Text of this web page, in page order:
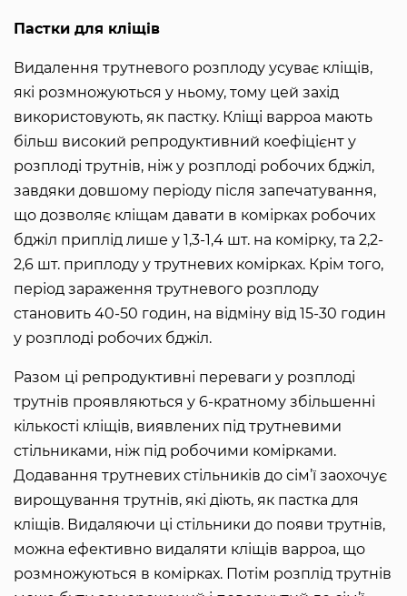
Пастки для кліщів
Видалення трутневого розплоду усуває кліщів,
які розмножуються у ньому, тому цей захід
використовують, як пастку. Кліщі варроа мають
більш високий репродуктивний коефіцієнт у
розплоді трутнів, ніж у розплоді робочих бджіл,
завдяки довшому періоду після запечатування,
що дозволяє кліщам давати в комірках робочих
бджіл приплід лише у 1,3-1,4 шт. на комірку, та 2,2-
2,6 шт. приплоду у трутневих комірках. Крім того,
період зараження трутневого розплоду
становить 40-50 годин, на відміну від 15-30 годин
у розплоді робочих бджіл.
Разом ці репродуктивні переваги у розплоді
трутнів проявляються у 6-кратному збільшенні
кількості кліщів, виявлених під трутневими
стільниками, ніж під робочими комірками.
Додавання трутневих стільників до сім’ї заохочує
вирощування трутнів, які діють, як пастка для
кліщів. Видаляючи ці стільники до появи трутнів,
можна ефективно видаляти кліщів варроа, що
розмножуються в комірках. Потім розплід трутнів